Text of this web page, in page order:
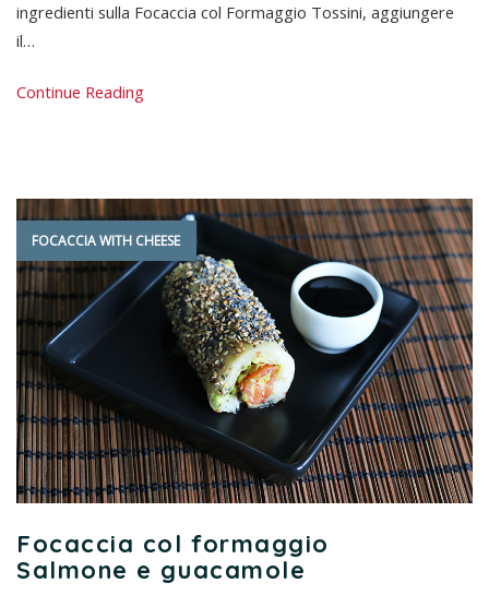
ingredienti sulla Focaccia col Formaggio Tossini, aggiungere
il…
Continue Reading
FOCACCIA WITH CHEESE
Focaccia col formaggio
Salmone e guacamole